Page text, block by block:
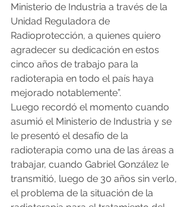
Ministerio de Industria a través de la
Unidad Reguladora de
Radioprotección, a quienes quiero
agradecer su dedicación en estos
cinco años de trabajo para la
radioterapia en todo el país haya
mejorado notablemente”.
Luego recordó el momento cuando
asumió el Ministerio de Industria y se
le presentó el desafío de la
radioterapia como una de las áreas a
trabajar, cuando Gabriel González le
transmitió, luego de 30 años sin verlo,
el problema de la situación de la